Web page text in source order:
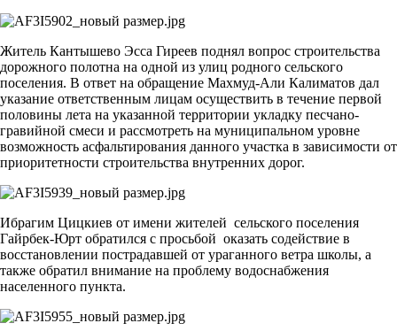
Житель Кантышево Эсса Гиреев поднял вопрос строительства
дорожного полотна на одной из улиц родного сельского
поселения. В ответ на обращение Махмуд-Али Калиматов дал
указание ответственным лицам осуществить в течение первой
половины лета на указанной территории укладку песчано-
гравийной смеси и рассмотреть на муниципальном уровне
возможность асфальтирования данного участка в зависимости от
приоритетности строительства внутренних дорог.
Ибрагим Цицкиев от имени жителей сельского поселения
Гайрбек-Юрт обратился с просьбой оказать содействие в
восстановлении пострадавшей от ураганного ветра школы, а
также обратил внимание на проблему водоснабжения
населенного пункта.